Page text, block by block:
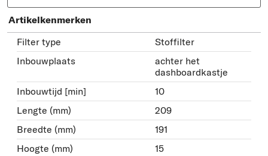
Artikelkenmerken
Filter type
Stoffilter
Inbouwplaats
achter het
dashboardkastje
Inbouwtijd [min]
10
Lengte (mm)
209
Breedte (mm)
191
Hoogte (mm)
15